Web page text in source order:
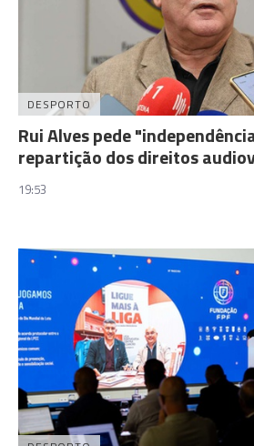
DESPORTO
Rui Alves pede
repartição dos direitos
19:53